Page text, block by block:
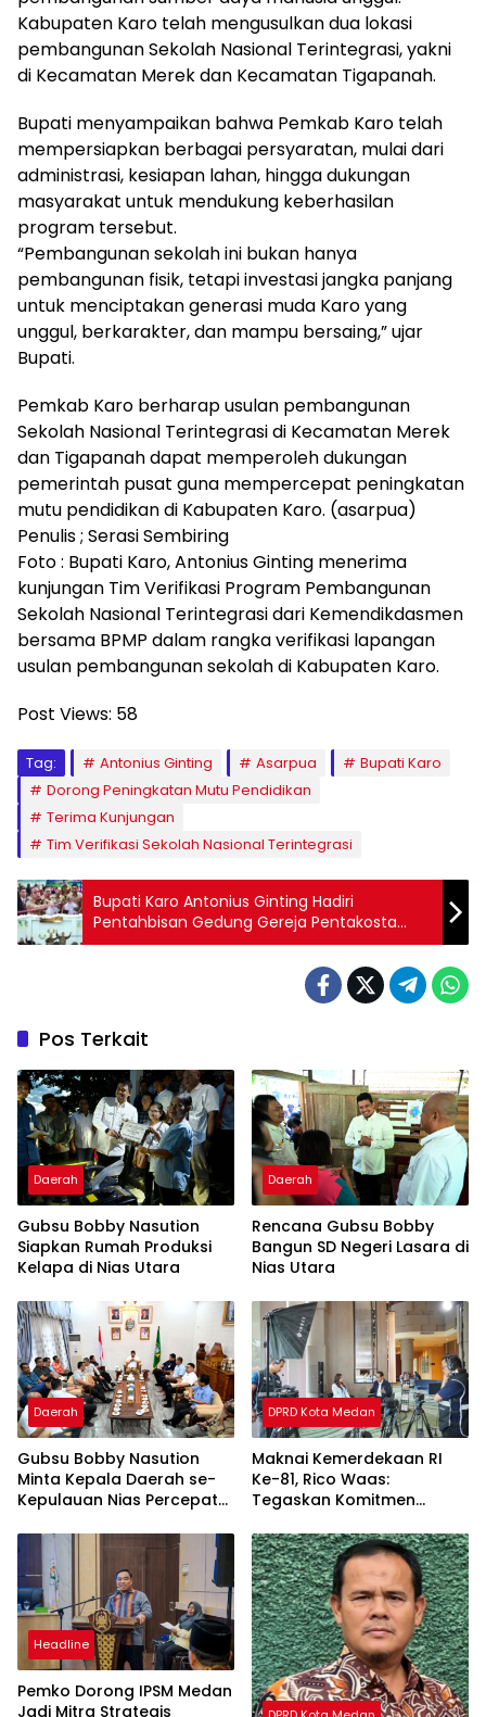
Kabupaten Karo telah mengusulkan dua lokasi
pembangunan Sekolah Nasional Terintegrasi, yakni
di Kecamatan Merek dan Kecamatan Tigapanah.
Bupati menyampaikan bahwa Pemkab Karo telah
mempersiapkan berbagai persyaratan, mulai dari
administrasi, kesiapan lahan, hingga dukungan
masyarakat untuk mendukung keberhasilan
program tersebut.
“Pembangunan sekolah ini bukan hanya
pembangunan fisik, tetapi investasi jangka panjang
untuk menciptakan generasi muda Karo yang
unggul, berkarakter, dan mampu bersaing,” ujar
Bupati.
Pemkab Karo berharap usulan pembangunan
Sekolah Nasional Terintegrasi di Kecamatan Merek
dan Tigapanah dapat memperoleh dukungan
pemerintah pusat guna mempercepat peningkatan
mutu pendidikan di Kabupaten Karo. (asarpua)
Penulis ; Serasi Sembiring
Foto : Bupati Karo, Antonius Ginting menerima
kunjungan Tim Verifikasi Program Pembangunan
Sekolah Nasional Terintegrasi dari Kemendikdasmen
bersama BPMP dalam rangka verifikasi lapangan
usulan pembangunan sekolah di Kabupaten Karo.
Post Views: 58
Tag: Antonius Ginting Asarpua
Bupati Karo
Dorong Peningkatan Mutu Pendidikan
Terima Kunjungan
Tim Verifikasi Sekolah Nasional Terintegrasi
Bupati Karo Antonius Ginting Hadiri
Pentahbisan Gedung Gereja Pentakosta
Tabernakel Kristus Gembala
Pos Terkait
Daerah
Gubsu Bobby Nasution
Siapkan Rumah Produksi
Kelapa di Nias Utara
Daerah
Rencana Gubsu Bobby
Bangun SD Negeri Lasara di
Nias Utara
Daerah
Gubsu Bobby Nasution
Minta Kepala Daerah se-
Kepulauan Nias Percepat
DPRD Kota Medan
Maknai Kemerdekaan RI
Ke-81, Rico Waas:
Tegaskan Komitmen
Headline
Pemko Dorong IPSM Medan
Jadi Mitra Strategis